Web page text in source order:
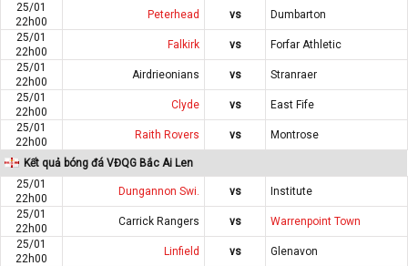
25/01
22h00
Peterhead vs
Dumbarton
25/01
22h00
Falkirk vs
Forfar Athletic
25/01
22h00
Airdrieonians vs
Stranraer
25/01
22h00
Clyde vs
East Fife
25/01
22h00
Raith Rovers vs Montrose
Kết quả bóng đá VĐQG Bắc Ai Len
25/01
22h00
Dungannon Swi. vs
Institute
25/01
22h00
Carrick Rangers vs
Warrenpoint Town
25/01
22h00
Linfield vs
Glenavon